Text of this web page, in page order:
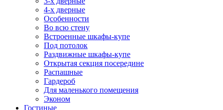
4-х дверные
Особенности
Во всю стену
Встроенные шкафы-купе
Под потолок
Раздвижные шкафы-купе
Открытая секция посередине
Распашные
Гардероб
Для маленького помещения
Эконом
Гостиные